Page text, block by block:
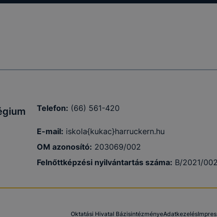
Telefon: (66) 561-420
E-mail: iskola{kukac}harruckern.hu
OM azonosító: 203069/002
Felnőttképzési nyilvántartás száma: B/2021/
Oktatási Hivatal BázisintézményeAdatkezelés
hány
ideje,
kívánja